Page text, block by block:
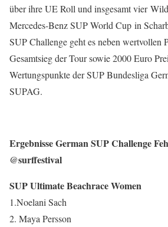
über ihre UE Roll und insgesamt vier
Mercedes-Benz SUP World Cup in
SUP Challenge geht es neben wertvollen
Gesamtsieg der Tour sowie 2000 Euro
Wertungspunkte der SUP Bundesliga
SUPAG.
Ergebnisse German SUP Challenge
@surffestival
SUP Ultimate Beachrace Women
1.Noelani Sach
2. Maya Persson